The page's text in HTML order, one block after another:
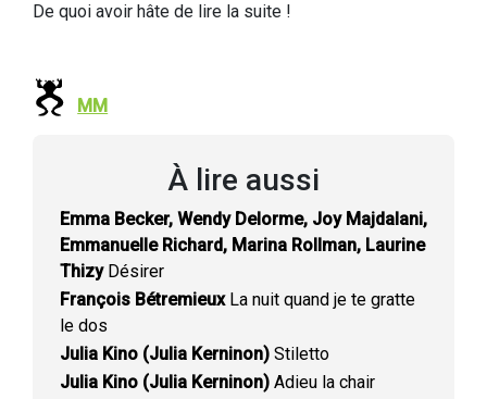
De quoi avoir hâte de lire la suite !
MM
À lire aussi
Emma Becker, Wendy Delorme, Joy Majdalani,
Emmanuelle Richard, Marina Rollman, Laurine
ThizyDésirer
François BétremieuxLa nuit quand je te gratte
le dos
Julia Kino (Julia Kerninon) Stiletto
Julia Kino (Julia Kerninon) Adieu la chair